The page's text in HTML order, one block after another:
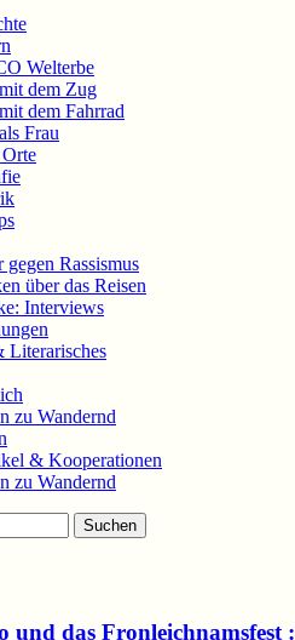
Welterbe
dem Zug
dem Fahrrad
Frau
gegen Rassismus
über das Reisen
Interviews
Literarisches
zu Wandernd
& Kooperationen
zu Wandernd
und das